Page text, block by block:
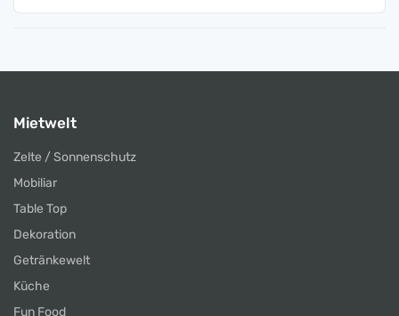
Mietwelt
Zelte / Sonnenschutz
Mobiliar
Table Top
Dekoration
Getränkewelt
Küche
Fun Food